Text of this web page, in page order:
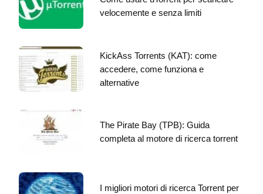
velocemente e senza limiti
KickAss Torrents (KAT): come
accedere, come funziona e
alternative
The Pirate Bay (TPB): Guida
completa al motore di ricerca torrent
I migliori motori di ricerca Torrent per